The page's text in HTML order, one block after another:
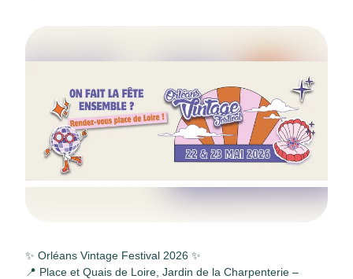
✨ Orléans Vintage Festival 2026 ✨
📍 Place et Quais de Loire, Jardin de la Charpenterie –